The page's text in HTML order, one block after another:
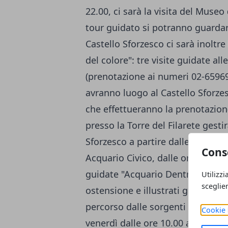
Cookie
22.00, ci sarà la visita del
tour guidato si potranno
Castello Sforzesco ci sarà
del colore": tre visite guidate
(prenotazione ai numeri 02-
avranno luogo al Castello
che effettueranno la
presso la Torre del Filarete
Sforzesco a partire dalle ore
Acquario Civico, dalle ore 21.00
guidate "Acquario Dentro e
ostensione e illustrati gli
percorso dalle sorgenti al mare.
venerdì dalle ore 10.00 alle ore